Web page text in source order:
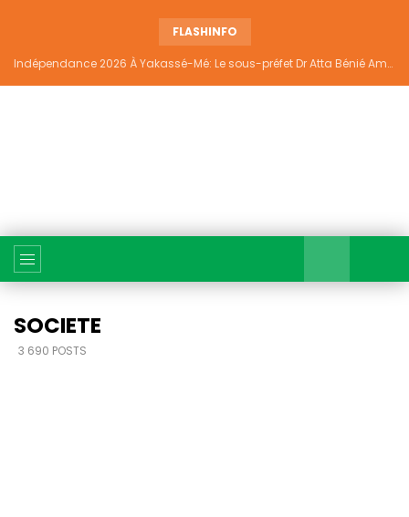
FLASHINFO
Indépendance 2026 À Yakassé-Mé: Le sous-préfet Dr Atta Bénié Amédé appelle à l’unité, à la sécurité et au développement
SOCIETE
3 690 POSTS